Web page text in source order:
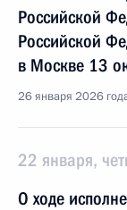
Российской
Российской
в Москве 13
26 января 2026
22 января,
О ходе